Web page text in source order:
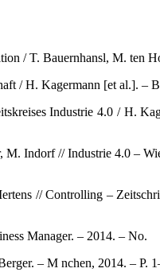
/ T. Bauernhansl, M. ten
/ H. Kagermann [et al.]. –
Industrie 4.0 / H.
Indorf // Industrie 4.0 –
// Controlling –
Manager. – 2014. – No.
– M nchen, 2014. – P.